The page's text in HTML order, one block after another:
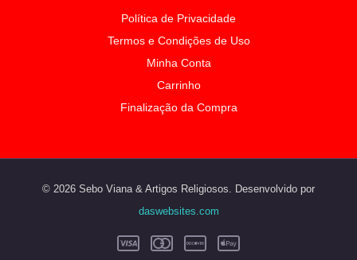
Política de Privacidade
Termos e Condições de Uso
Minha Conta
Carrinho
Finalização da Compra
© 2026 Sebo Viana & Artigos Religiosos. Desenvolvido por
daswebsites.com